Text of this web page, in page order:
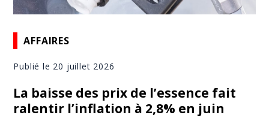
AFFAIRES
Publié le 20 juillet 2026
La baisse des prix de l’essence fait
ralentir l’inflation à 2,8% en juin